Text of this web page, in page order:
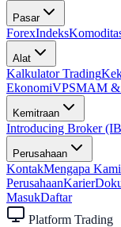
Pasar
ForexIndeks
Alat
Kalkulator Trading
EkonomiVPSMAM &
Kemitraan
Introducing Broker
Perusahaan
KontakMengapa Kami
PerusahaanKarier
MasukDaftar
Platform Trading